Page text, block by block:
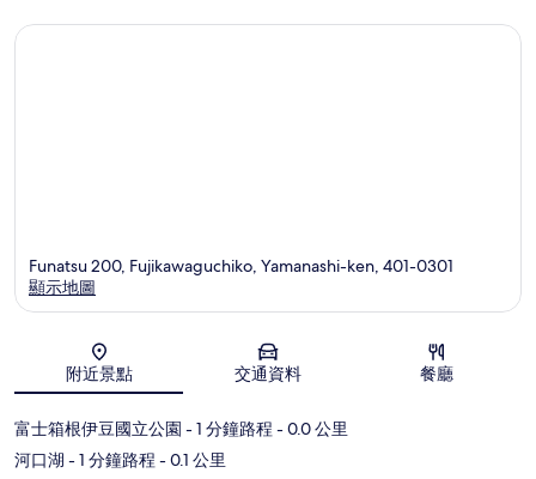
地圖
Funatsu 200, Fujikawaguchiko, Yamanashi-ken, 401-0301
顯示地圖
附近景點 交通資料 餐廳
富士箱根伊豆國立公園 - 1 分鐘路程 - 0.0 公里
河口湖 - 1 分鐘路程 - 0.1 公里